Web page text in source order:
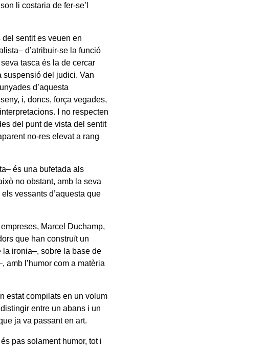
li costaria de fer-se’l
del sentit es veuen en
d’atribuir-se la funció
tasca és la de cercar
suspensió del judici. Van
d’aquesta
i, doncs, força vegades,
I no respecten
del punt de vista del sentit
no-res elevat a rang
és una bufetada als
no obstant, amb la seva
vessants d’aquesta que
Marcel Duchamp,
que han construït un
la ironia–, sobre la base de
amb l’humor com a matèria
estat compilats en un volum
entre un abans i un
ja va passant en art.
pas solament humor, tot i